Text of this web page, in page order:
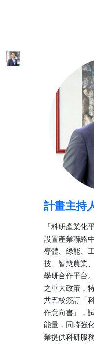
計畫主持
「科研產業化
設置產業聯絡
導體、綠能、
技、智慧農業
學研合作平台
之重大政策，
共五校簽訂「
作意向書」，
能量，同時強
業提供科研服